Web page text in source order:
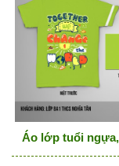
Áo lớp tuổi